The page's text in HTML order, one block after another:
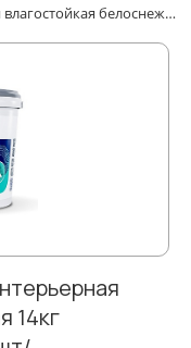
Краска ЛАКРА акриловая интерьерная влагостойкая белоснежная 14кг (бирюзовая этикетка) /44шт/
14кг